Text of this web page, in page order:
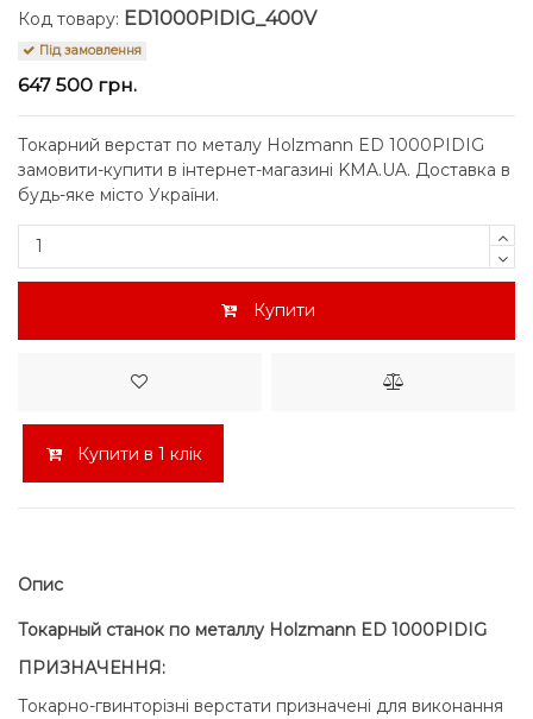
Код товару: ED1000PIDIG_400V
Під замовлення
647 500 грн.
Токарний верстат по металу Holzmann ED 1000PIDIG
замовити-купити в інтернет-магазині KMA.UA. Доставка в
будь-яке місто України.
Купити
Купити в 1 клік
Опис
Токарный станок по металлу Holzmann ED 1000PIDIG
ПРИЗНАЧЕННЯ:
Токарно-гвинторізні верстати призначені для виконання